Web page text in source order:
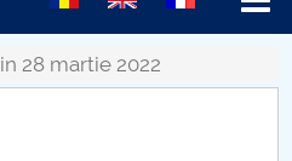
28 martie 2022